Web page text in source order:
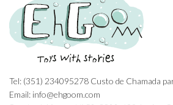
Tel: (351) 234095278 Custo de Chamada
Email: info@ehgoom.com